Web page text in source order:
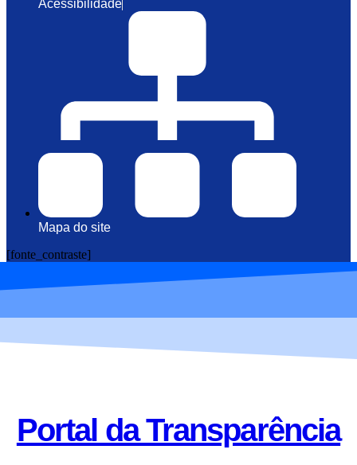
Acessibilidade
Mapa do site
[fonte_contraste]
Portal da Transparência